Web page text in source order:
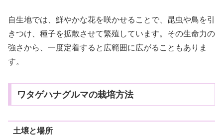
自生地では、鮮やかな花を咲かせることで、昆虫や鳥を引
きつけ、種子を拡散させて繁殖しています。その生命力の
強さから、一度定着すると広範囲に広がることもありま
す。
ワタゲハナグルマの栽培方法
土壌と場所